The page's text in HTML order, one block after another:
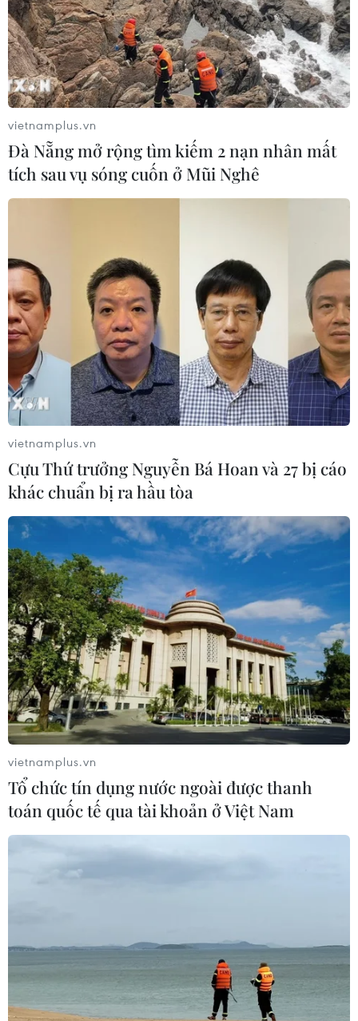
Thủ tướng: Thi công cao tốc bảo đảm tiến
Thủ tướng Phạm Minh Chính yêu cầu nhà thầu tranh thủ
thời tiết thuận lợi thi công "3 ca, 4 kíp," bảo đảm an
toàn, tiến độ, chất lượng, không đội giá, không để xảy
ra tham nhũng, tiêu cực.
vietnamplus.vn
Đà Nẵng mở rộng tìm kiếm 2 nạn nhân mất
tích sau vụ sóng cuốn ở Mũi Nghê
vietnamplus.vn
Cựu Thứ trưởng Nguyễn Bá Hoan và 27 bị cáo
khác chuẩn bị ra hầu tòa
vietnamplus.vn
Tổ chức tín dụng nước ngoài được thanh
toán quốc tế qua tài khoản ở Việt Nam